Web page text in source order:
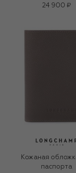
24 900 ₽
Кожаная
паспорта